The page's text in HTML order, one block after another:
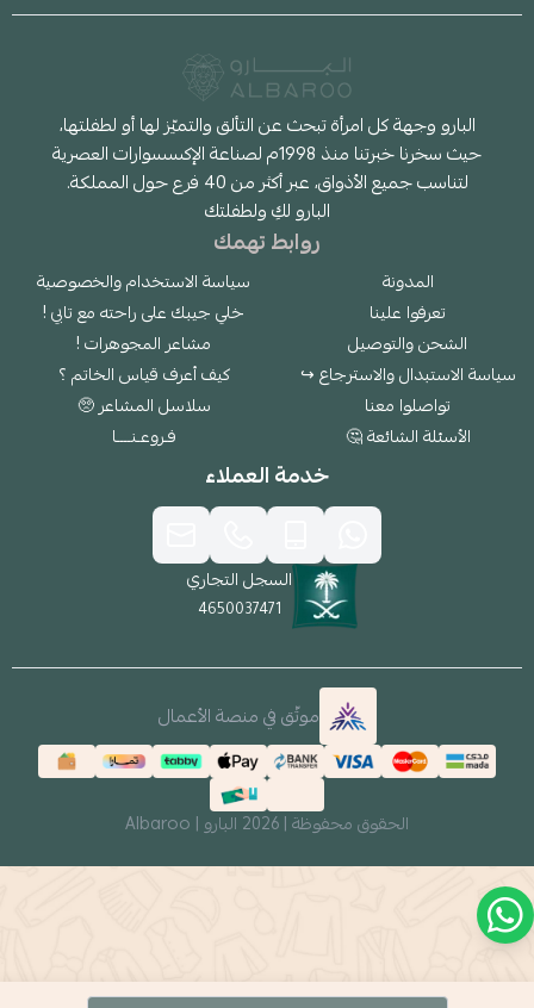
البارو وجهة كل امرأة تبحث عن التألق والتميّز لها أو لطفلتها،
حيث سخرنا خبرتنا منذ 1998م لصناعة الإكسسوارات العصرية
لتناسب جميع الأذواق، عبر أكثر من 40 فرع حول المملكة.
البارو لكِ ولطفلتك
روابط تهمك
المدونة
تعرفوا علينا
الشحن والتوصيل
سياسة الاستبدال والاسترجاع ↪
تواصلوا معنا
الأسئلة الشائعة 🤔
سياسة الاستخدام والخصوصية
خلي جيبك على راحته مع تابي !
مشاعر المجوهرات !
كيف أعرف قياس الخاتم ؟
سلاسل المشاعر 🥺
فـروعـنــــا
خدمة العملاء
السجل التجاري
4650037471
موثّق في منصة الأعمال
الحقوق محفوظة | 2026 البارو | Albaroo